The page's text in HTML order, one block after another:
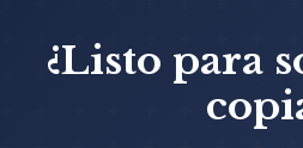
¿Listo para